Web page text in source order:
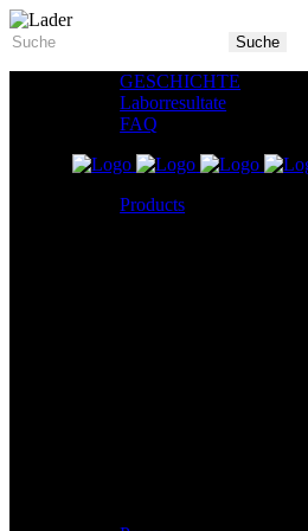
GESCHICHTE
Laborresultate
FAQ
Products